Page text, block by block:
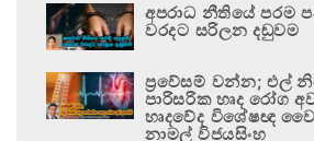
අපරාධ නීතියේ පරම
වරදට සරිලන දඬුවම
ප්‍රවේසම් වන්න; එල්
පාරිසරික හෘද රෝග
හෘදවේද විශේෂඥ
නාමල් විජයසිංහ